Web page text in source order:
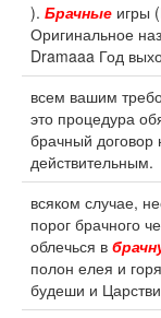
). Брачные игры
Оригинальное
Dramaaa Год
всем вашим
это процедура
брачный договор
действительным.
всяком случае,
порог брачного
облечься в
полон елея и
будеши и